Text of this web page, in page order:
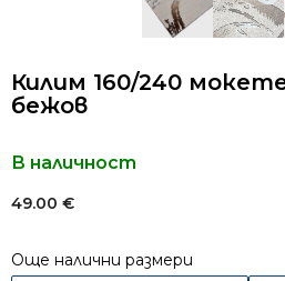
Килим 160/240
бежов
В наличност
49.00 €
Още налични размери